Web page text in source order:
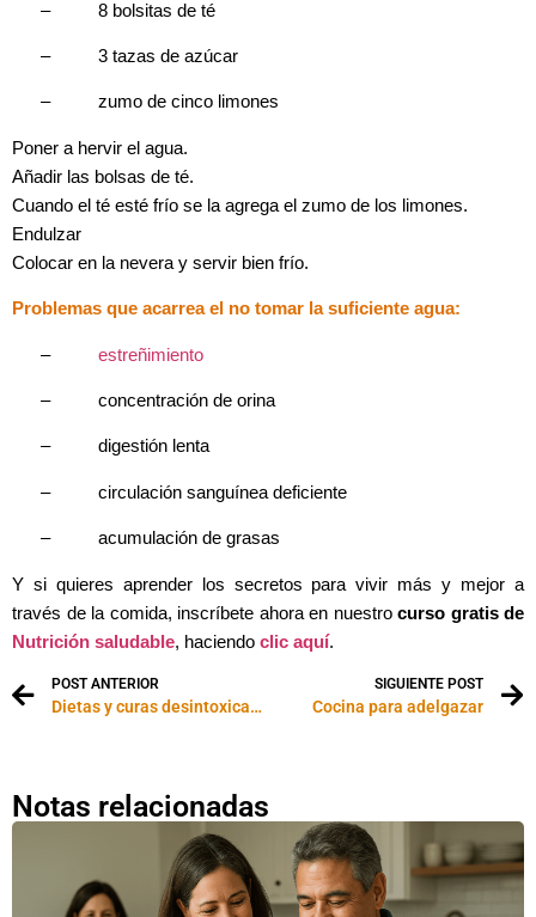
– 8 bolsitas de té
– 3 tazas de azúcar
– zumo de cinco limones
Poner a hervir el agua.
Añadir las bolsas de té.
Cuando el té esté frío se la agrega el zumo de los limones.
Endulzar
Colocar en la nevera y servir bien frío.
Problemas que acarrea el no tomar la suficiente agua:
– estreñimiento
– concentración de orina
– digestión lenta
– circulación sanguínea deficiente
– acumulación de grasas
Y si quieres aprender los secretos para vivir más y mejor a
través de la comida, inscríbete ahora en nuestro curso gratis de
Nutrición saludable, haciendo clic aquí.
POST ANTERIOR
Dietas y curas desintoxicantes
SIGUIENTE POST
Cocina para adelgazar
Notas relacionadas